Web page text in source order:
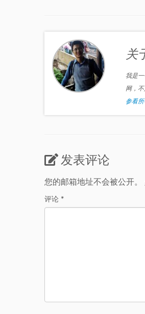
关
我是
网，
参看
发表评论
您的邮箱地址不会被公开。
评论 *